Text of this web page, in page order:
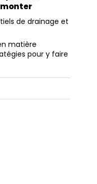
de drainage et
matière
pour y faire